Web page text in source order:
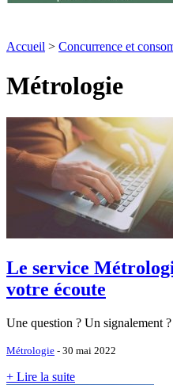
Accueil > Concurrence et
Métrologie
Le service
votre écoute
Une question ? Un signalement ?
Métrologie - 30 mai 2022
+ Lire la suite